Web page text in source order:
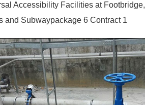
Accessibility Facilities at Footbridge,
and Subwaypackage 6 Contract 1